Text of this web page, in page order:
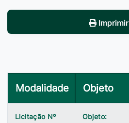
Imprimir
Modalidade Objeto
Licitação Nº
Objeto: